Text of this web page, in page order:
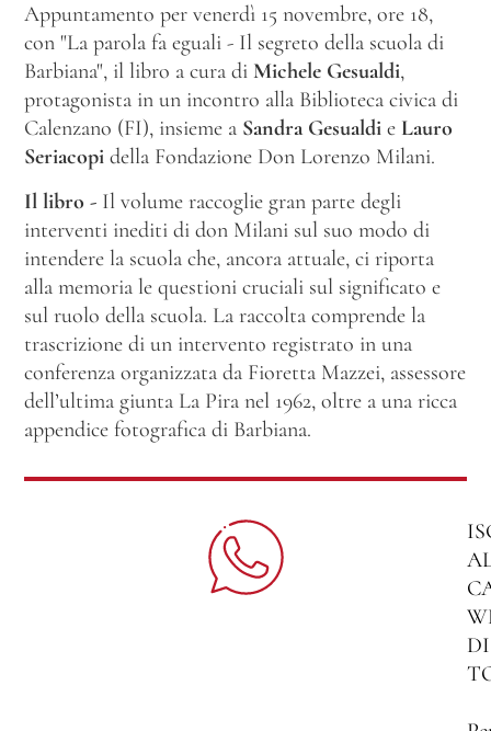
Appuntamento per venerdì 15 novembre, ore 18,
con "La parola fa eguali - Il segreto della scuola di
Barbiana", il libro a cura di Michele Gesualdi,
protagonista in un incontro alla Biblioteca civica di
Calenzano (FI), insieme a Sandra Gesualdi e Lauro
Seriacopi della Fondazione Don Lorenzo Milani.
Il libro - Il volume raccoglie gran parte degli
interventi inediti di don Milani sul suo modo di
intendere la scuola che, ancora attuale, ci riporta
alla memoria le questioni cruciali sul significato e
sul ruolo della scuola. La raccolta comprende la
trascrizione di un intervento registrato in una
conferenza organizzata da Fioretta Mazzei, assessore
dell’ultima giunta La Pira nel 1962, oltre a una ricca
appendice fotografica di Barbiana.
DI